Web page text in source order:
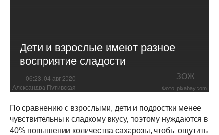
Дети и взрослые имеют разное
восприятие сладости
06:23, 04 авг 2020 ЗОЖ
Александра Путивская Фото: pixabay.com
По сравнению с взрослыми, дети и подростки менее
чувствительны к сладкому вкусу, поэтому нуждаются в
40% повышении количества сахарозы, чтобы ощутить